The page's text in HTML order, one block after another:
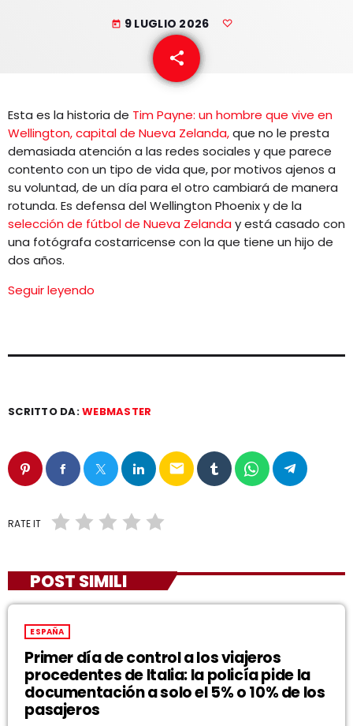
today 9 LUGLIO 2026
share
email
Esta es la historia de Tim Payne: un hombre que vive en
Wellington, capital de Nueva Zelanda,que no le presta
demasiada atención a las redes sociales y que parece
contento con un tipo de vida que, por motivos ajenos a
su voluntad, de un día para el otro cambiará de manera
rotunda. Es defensa del Wellington Phoenix y de la
selección de fútbol de Nueva Zelanday está casado con
una fotógrafa costarricense con la que tiene un hijo de
dos años.
Seguir leyendo
SCRITTO DA:WEBMASTER
email
RATE IT
POST SIMILI
ESPAÑA
Primer día de control a los viajeros
procedentes de Italia: la policía pide la
documentación a solo el 5% o 10% de los
pasajeros